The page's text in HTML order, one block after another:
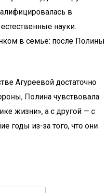
в
науки.
в семье: после Полины
Агуреевой достаточно
Полина чувствовала
жизни», а с другой — с
годы из-за того, что они